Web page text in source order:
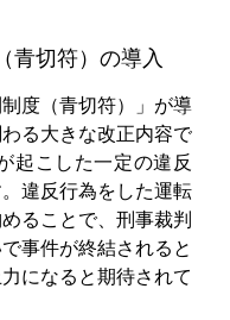
青切符）の導入
度（青切符）」が導
る大きな改正内容で
起こした一定の違反
違反行為をした運転
ることで、刑事裁判
事件が終結されると
になると期待されて